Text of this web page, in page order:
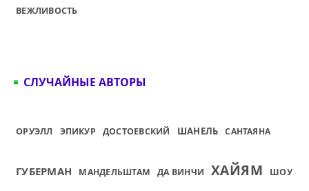
ВЕЖЛИВОСТЬ
СЛУЧАЙНЫЕ АВТОРЫ
ОРУЭЛЛ ЭПИКУР ДОСТОЕВСКИЙ ШАНЕЛЬ САНТАЯНА
ГУБЕРМАН МАНДЕЛЬШТАМ ДА ВИНЧИ ХАЙЯМ ШОУ